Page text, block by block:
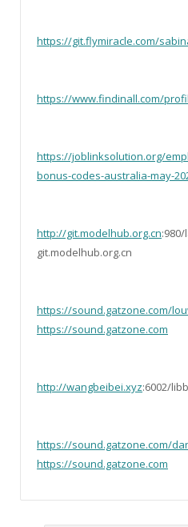
https://git.flymiracle.com/
https://www.findinall.com/
https://joblinksolution.org/
bonus-codes-australia-may-
http://git.modelhub.org.cn
git.modelhub.org.cn
https://sound.gatzone.com/
https://sound.gatzone.com
http://wangbeibei.xyz:6002/
https://sound.gatzone.com/
https://sound.gatzone.com